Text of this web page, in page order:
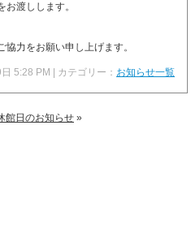
渡しします。
力をお願い申し上げます。
5:28 PM | カテゴリー： お知らせ一覧
館日のお知らせ »